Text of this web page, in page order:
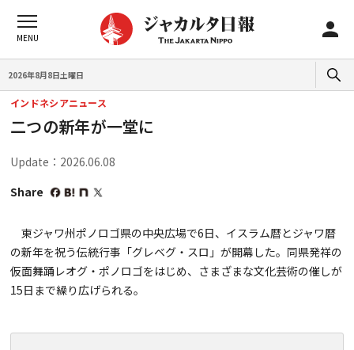
2026年8月8日土曜日
インドネシアニュース
二つの新年が一堂に
Update：2026.06.08
Share
東ジャワ州ポノロゴ県の中央広場で6日、イスラム暦とジャワ暦
の新年を祝う伝統行事「グレベグ・スロ」が開幕した。同県発祥の
仮面舞踊レオグ・ポノロゴをはじめ、さまざまな文化芸術の催しが
15日まで繰り広げられる。